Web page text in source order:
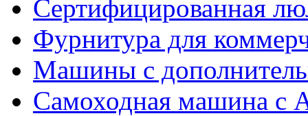
Сертифицированная
Фурнитура для
Машины с
Самоходная машина с